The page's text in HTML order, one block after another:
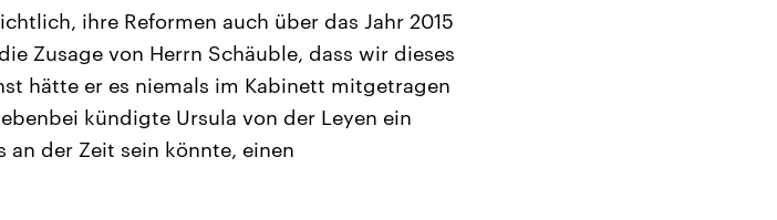
ihre Reformen auch über das Jahr 2015
Zusage von Herrn Schäuble, dass wir dieses
hätte er es niemals im Kabinett mitgetragen
kündigte Ursula von der Leyen ein
an der Zeit sein könnte, einen